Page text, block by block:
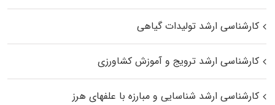
کارشناسی ارشد تولیدات گیاهی
کارشناسی ارشد ترویج و آموزش کشاورزی
کارشناسی ارشد شناسایی و مبارزه با علفهای هرز